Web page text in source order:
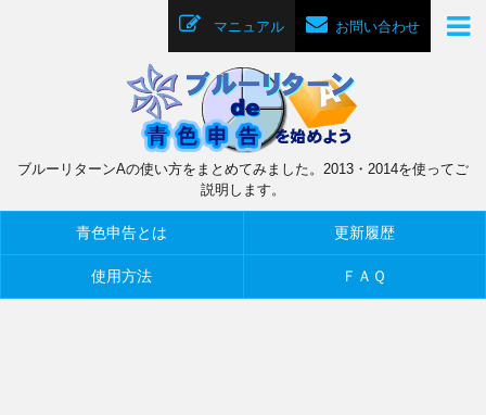
お問い合わせ
マニュアル
ブルーリターンAの使い方をまとめてみました。2013・2014を使ってご
説明します。
青色申告とは 更新履歴
使用方法 ＦＡＱ